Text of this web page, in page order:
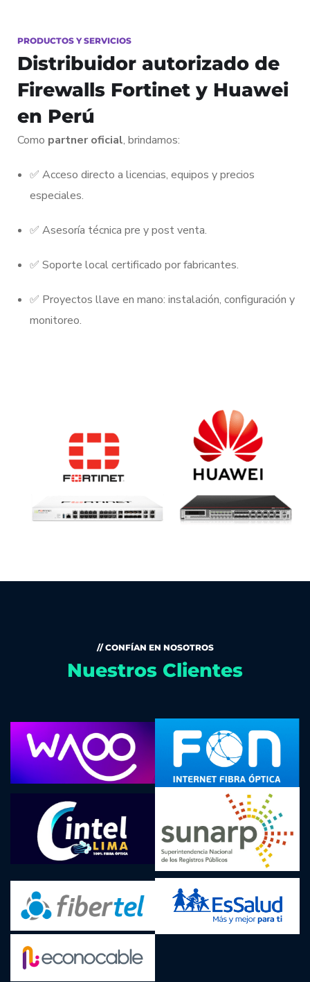
PRODUCTOS Y SERVICIOS
Distribuidor autorizado de
Firewalls Fortinet y Huawei
en Perú
Como partner oficial, brindamos:
✅ Acceso directo a licencias, equipos y precios
especiales.
✅ Asesoría técnica pre y post venta.
✅ Soporte local certificado por fabricantes.
✅ Proyectos llave en mano: instalación, configuración y
monitoreo.
// CONFÍAN EN NOSOTROS
Nuestros Clientes